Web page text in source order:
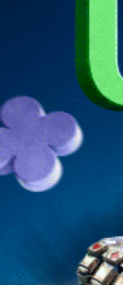
Продолжая
пользовательское
cookie Ok
Платеж успешно выполнен
На главную